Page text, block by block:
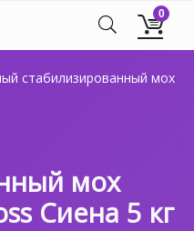
0
стабилизированный мох
мох
Сиена 5 кг